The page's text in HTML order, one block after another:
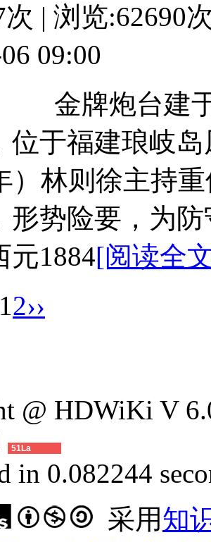
| 浏览:62690
09:00
牌炮台建于
位于福建琅岐
）林则徐主持
形势险要，为
元1884[阅读全
12››
@ HDWiKi V
51La
in 0.082244
采用知